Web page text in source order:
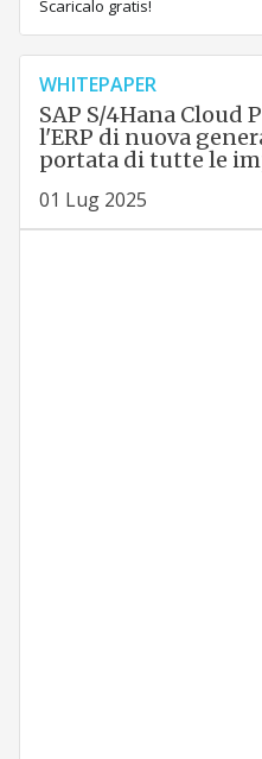
Scaricalo gratis!
WHITEPAPER
SAP S/4Hana Cloud
l'ERP di nuova
portata di tutte le
01 Lug 2025